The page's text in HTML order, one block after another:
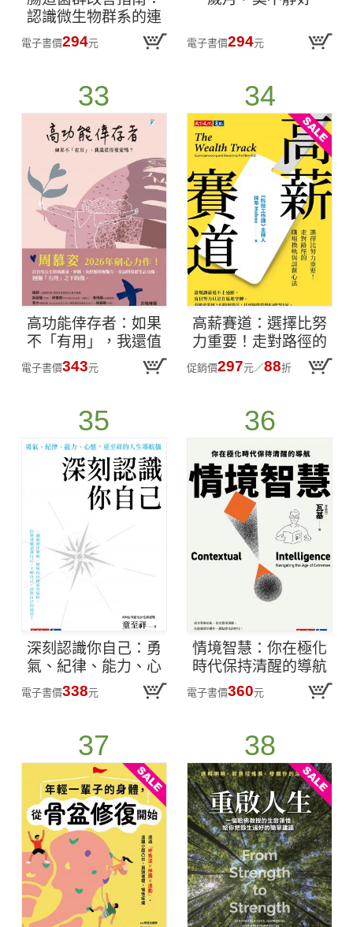
認識微生物群系的連
結，擺脫腸躁症與小
腸細菌過度生長
電子書價294元 電子書價294元
33
高功能倖存者：如果
不「有用」，我還值
得被愛嗎？
電子書價343元
34
高薪賽道：選擇比努
力重要！走對路徑的
職場換軌與談薪心法
(epub)
促銷價297元／88折
35
深刻認識你自己：勇
氣、紀律、能力、心
態，童至祥的人生導
航儀(epub)
電子書價338元
36
情境智慧：你在極化
時代保持清醒的導航
【電子書獨家收錄瓦
基導讀音檔】(epub)
電子書價360元
37 38